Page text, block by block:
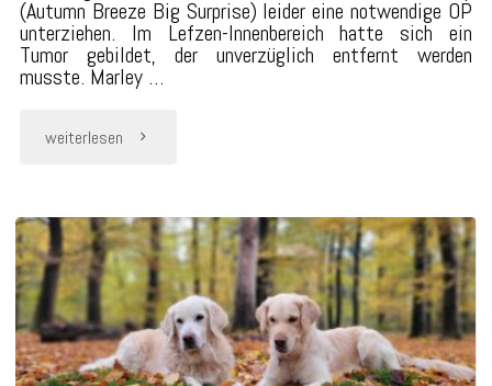
(Autumn Breeze Big Surprise) leider eine notwendige OP
unterziehen. Im Lefzen-Innenbereich hatte sich ein
Tumor gebildet, der unverzüglich entfernt werden
musste. Marley …
weiterlesen "Marley"